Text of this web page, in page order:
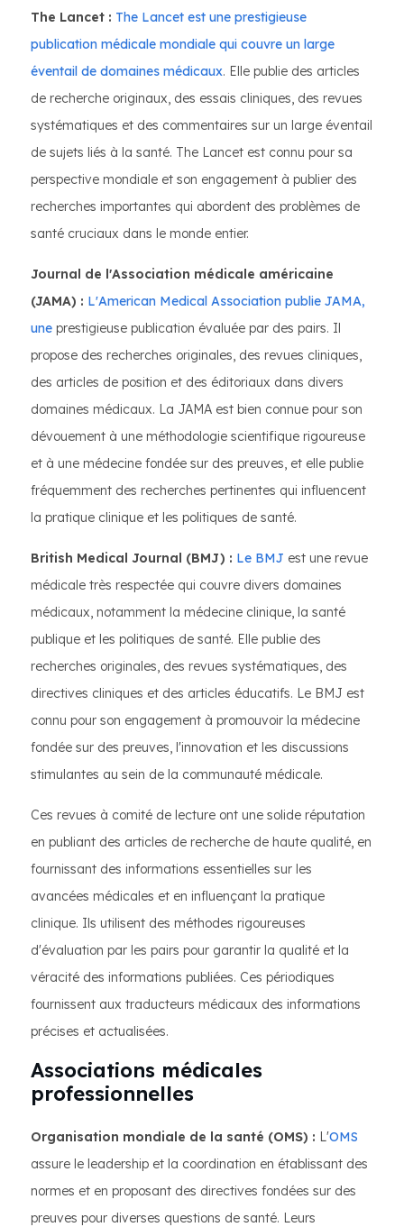
The Lancet : The Lancet est une prestigieuse
publication médicale mondiale qui couvre un large
éventail de domaines médicaux. Elle publie des articles
de recherche originaux, des essais cliniques, des revues
systématiques et des commentaires sur un large éventail
de sujets liés à la santé. The Lancet est connu pour sa
perspective mondiale et son engagement à publier des
recherches importantes qui abordent des problèmes de
santé cruciaux dans le monde entier.
Journal de l'Association médicale américaine
(JAMA) : L'American Medical Association publie JAMA,
une prestigieuse publication évaluée par des pairs. Il
propose des recherches originales, des revues cliniques,
des articles de position et des éditoriaux dans divers
domaines médicaux. La JAMA est bien connue pour son
dévouement à une méthodologie scientifique rigoureuse
et à une médecine fondée sur des preuves, et elle publie
fréquemment des recherches pertinentes qui influencent
la pratique clinique et les politiques de santé.
British Medical Journal (BMJ) : Le BMJ est une revue
médicale très respectée qui couvre divers domaines
médicaux, notamment la médecine clinique, la santé
publique et les politiques de santé. Elle publie des
recherches originales, des revues systématiques, des
directives cliniques et des articles éducatifs. Le BMJ est
connu pour son engagement à promouvoir la médecine
fondée sur des preuves, l'innovation et les discussions
stimulantes au sein de la communauté médicale.
Ces revues à comité de lecture ont une solide réputation
en publiant des articles de recherche de haute qualité, en
fournissant des informations essentielles sur les
avancées médicales et en influençant la pratique
clinique. Ils utilisent des méthodes rigoureuses
d'évaluation par les pairs pour garantir la qualité et la
véracité des informations publiées. Ces périodiques
fournissent aux traducteurs médicaux des informations
précises et actualisées.
Associations médicales
professionnelles
Organisation mondiale de la santé (OMS) : L'OMS
assure le leadership et la coordination en établissant des
normes et en proposant des directives fondées sur des
preuves pour diverses questions de santé. Leurs